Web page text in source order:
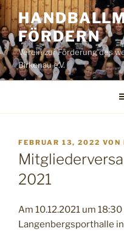
Zum
Inhalt
springenFÖRDERN
Verein zur Förderung des
Birkenau e.V.
VERÖFFENTLICHT
AM
FEBRUAR 13, 2022 VON
2021
Am 10.12.2021 um
Langenbergsporthalle